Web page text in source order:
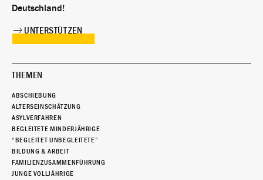
Deutschland!
UNTERSTÜTZEN
THEMEN
ABSCHIEBUNG
ALTERSEINSCHÄTZUNG
ASYLVERFAHREN
BEGLEITETE MINDERJÄHRIGE
“BEGLEITET UNBEGLEITETE”
BILDUNG & ARBEIT
FAMILIENZUSAMMENFÜHRUNG
JUNGE VOLLJÄHRIGE